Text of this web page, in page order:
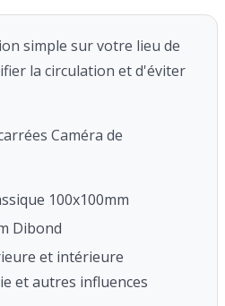
simple sur votre lieu de
la circulation et d'éviter
Caméra de
100x100mm
Dibond
et intérieure
et autres influences